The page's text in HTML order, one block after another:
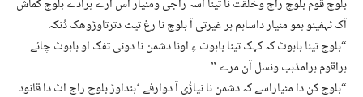
بلوچ قوم بلوچ راج وخلقت نا تینا اسہ راجی ومئیار اس ارے ہرادے بلوچ کماش
آک ٹہفینو ہمو مئیار داساہم ہر غیرتی آ بلوچ نا رغ تیٹ دترتاوڑوھک دُنکہ
“بلوچ تینا باہوٹ کہ کہک تینا باہوٹ ءِ اونا دشمن نا دوٹی تفک او باہوٹ چائے
ہراقوم ہرامذہب ونسل آن مرے ”
“بلوچ کن دا مئیاراسے کہ دشمن نا نیاڑٰی آ دوارفے ‘ہنداوڑ بلوچ راج اٹ دا قانود